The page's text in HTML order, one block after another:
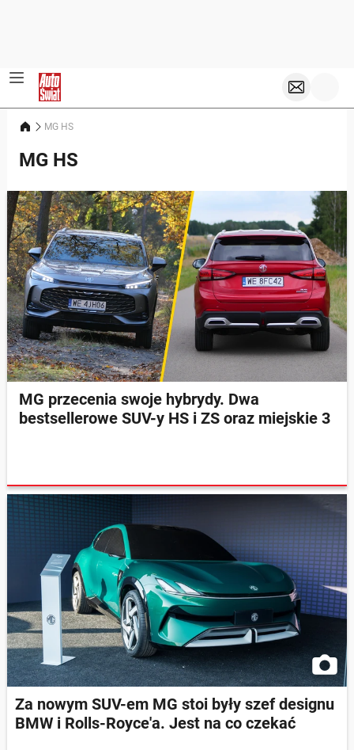
MG HS
MG HS
MG przecenia swoje hybrydy. Dwa
bestsellerowe SUV-y HS i ZS oraz miejskie 3
Za nowym SUV-em MG stoi były szef designu
BMW i Rolls-Royce'a. Jest na co czekać